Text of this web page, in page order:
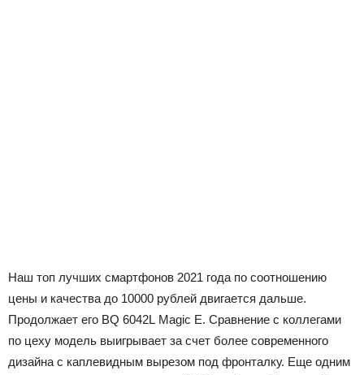
Наш топ лучших смартфонов 2021 года по соотношению
цены и качества до 10000 рублей двигается дальше.
Продолжает его BQ 6042L Magic E. Сравнение с коллегами
по цеху модель выигрывает за счет более современного
дизайна с каплевидным вырезом под фронталку. Еще одним